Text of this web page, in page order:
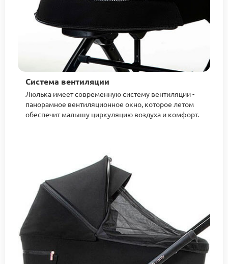
Система вентиляции
Люлька имеет современную систему вентиляции -
панорамное вентиляционное окно, которое летом
обеспечит малышу циркуляцию воздуха и комфорт.